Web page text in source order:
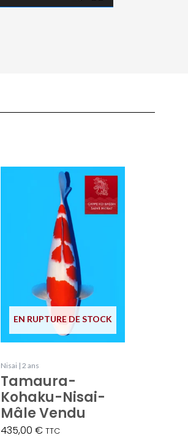
EN RUPTURE DE STOCK
Nisai | 2 ans
Tamaura-
Kohaku-Nisai-
Mâle Vendu
435,00 € TTC